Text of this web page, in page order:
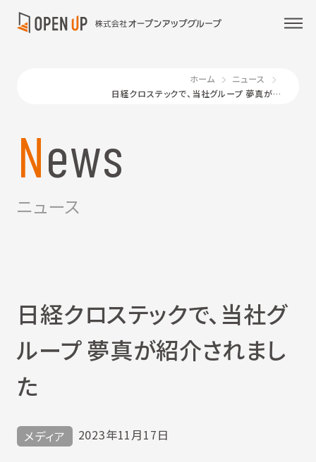
ホーム
ニュース
日経クロステックで、当社グループ 夢真が紹介されました
News
ニュース
日経クロステックで、当社グ
ループ 夢真が紹介されまし
た
メディア 2023年11月17日